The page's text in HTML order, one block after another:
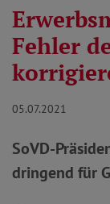
Fehler
05.07.2021
SoVD-
dringend für